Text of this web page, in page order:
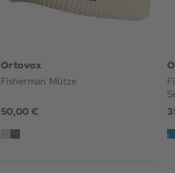
Ortovox
Fisherman Mütze
50,00 €